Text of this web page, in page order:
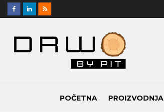
POČETNA PROIZVODNJA